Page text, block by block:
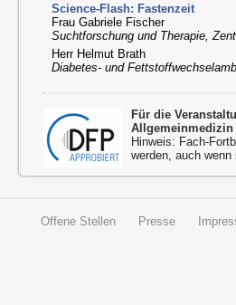
Science-Flash: Fastenzeit
Frau Gabriele Fischer
Suchtforschung und Therapie,
Herr Helmut Brath
Diabetes- und
Für die
Hinweis: Fach-
werden, auch
Offene Stellen Presse